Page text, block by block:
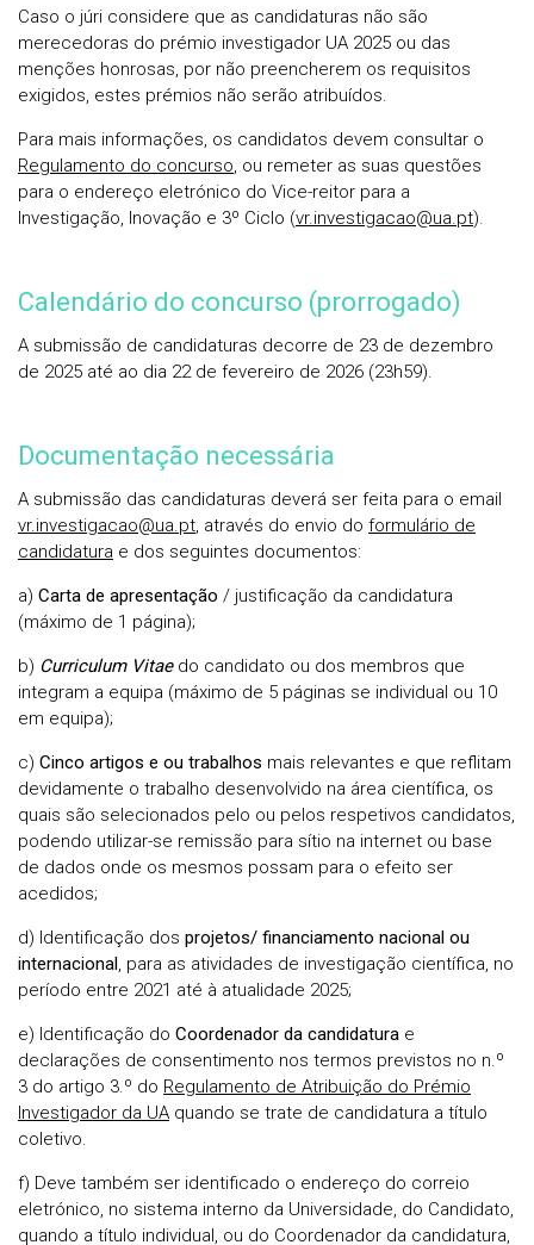
Caso o júri considere que as candidaturas não são
merecedoras do prémio investigador UA 2025 ou das
menções honrosas, por não preencherem os requisitos
exigidos, estes prémios não serão atribuídos.
Para mais informações, os candidatos devem consultar o
Regulamento do concurso, ou remeter as suas questões
para o endereço eletrónico do Vice-reitor para a
Investigação, Inovação e 3º Ciclo (vr.investigacao@ua.pt).
Calendário do concurso (prorrogado)
A submissão de candidaturas decorre de 23 de dezembro
de 2025 até ao dia 22 de fevereiro de 2026 (23h59).
Documentação necessária
A submissão das candidaturas deverá ser feita para o email
vr.investigacao@ua.pt, através do envio do formulário de
candidatura e dos seguintes documentos:
a) Carta de apresentação / justificação da candidatura
(máximo de 1 página);
b) Curriculum Vitaedo candidato ou dos membros que
integram a equipa (máximo de 5 páginas se individual ou 10
em equipa);
c) Cinco artigos e ou trabalhos mais relevantes e que reflitam
devidamente o trabalho desenvolvido na área científica, os
quais são selecionados pelo ou pelos respetivos candidatos,
podendo utilizar-se remissão para sítio na internet ou base
de dados onde os mesmos possam para o efeito ser
acedidos;
d) Identificação dos projetos/ financiamento nacional ou
internacional, para as atividades de investigação científica, no
período entre 2021 até à atualidade 2025;
e) Identificação do Coordenador da candidatura e
declarações de consentimento nos termos previstos no n.º
3 do artigo 3.º do Regulamento de Atribuição do Prémio
Investigador da UA quando se trate de candidatura a título
coletivo.
f) Deve também ser identificado o endereço do correio
eletrónico, no sistema interno da Universidade, do Candidato,
quando a título individual, ou do Coordenador da candidatura,